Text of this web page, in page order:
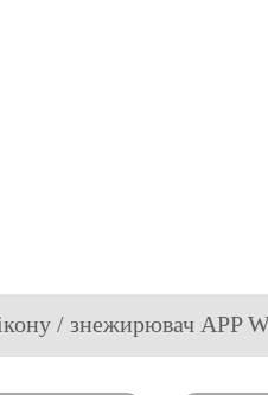
/ знежирювач APP